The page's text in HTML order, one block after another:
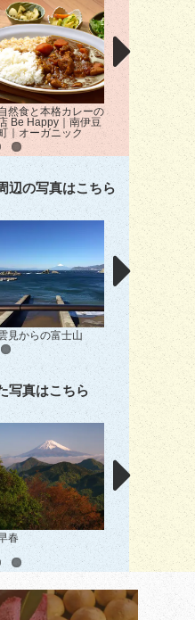
然食と本格カレーの
Be Happy｜南伊豆
｜オーガニック
合掌｜下田市｜
辺の写真はこちら
見からの富士山 雲見海岸からの
写真はこちら
春 桜と雪